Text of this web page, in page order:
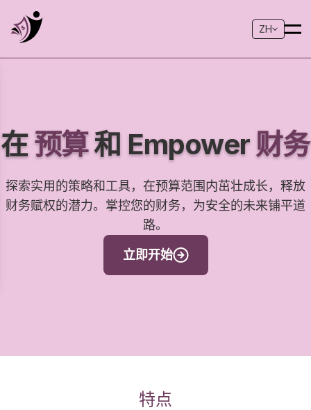
ZH
在预算和 Empower 财务
探索实用的策略和工具，在预算范围内茁壮成长，释放
财务赋权的潜力。掌控您的财务，为安全的未来铺平道
路。
立即开始
特点